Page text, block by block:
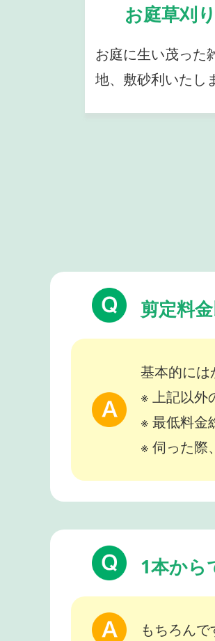
お庭草刈
お庭に生い茂った
地、敷砂利いたし
剪定料
基本的には
※ 上記以外
※ 最低料金
※ 伺った際
1本から
もちろん